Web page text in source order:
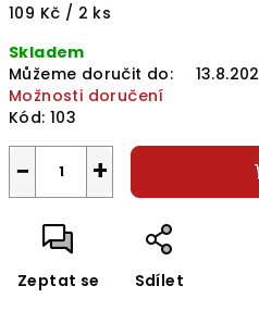
Měrná
109 Kč / 2 ks
Skladem
Můžeme doručit do:
Možnosti doručení
Kód: 103
+
−
Zeptat se Sdílet